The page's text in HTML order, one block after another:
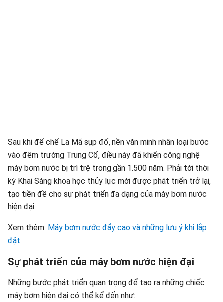
Sau khi đế chế La Mã sụp đổ, nền văn minh nhân loại bước
vào đêm trường Trung Cổ, điều này đã khiến công nghệ
máy bơm nước bị trì trệ trong gần 1.500 năm. Phải tới thời
kỳ Khai Sáng khoa học thủy lực mới được phát triển trở lại,
tạo tiền đề cho sự phát triển đa dạng của máy bơm nước
hiện đại.
Xem thêm: Máy bơm nước đẩy cao và những lưu ý khi lắp
đặt
Sự phát triển của máy bơm nước hiện đại
Những bước phát triển quan trọng để tạo ra những chiếc
máy bơm hiện đại có thể kể đến như: